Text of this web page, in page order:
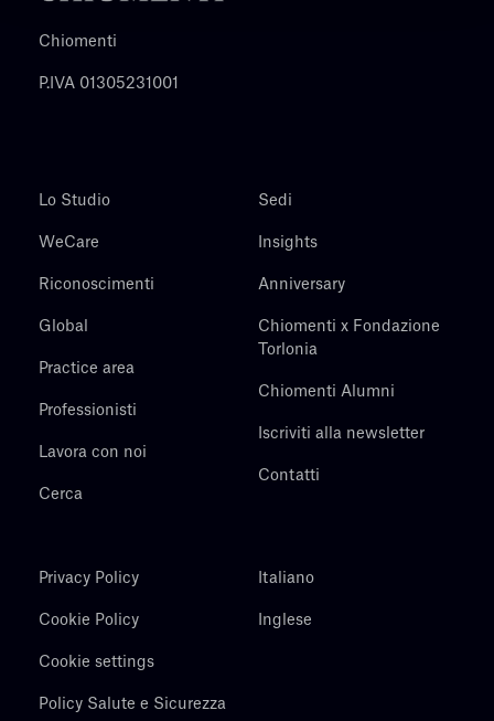
Chiomenti
P.IVA 01305231001
Lo Studio
WeCare
Riconoscimenti
Global
Practice area
Professionisti
Lavora con noi
Cerca
Sedi
Insights
Anniversary
Chiomenti x Fondazione
Torlonia
Chiomenti Alumni
Iscriviti alla newsletter
Contatti
Privacy Policy
Cookie Policy
Cookie settings
Policy Salute e Sicurezza
Italiano
Inglese